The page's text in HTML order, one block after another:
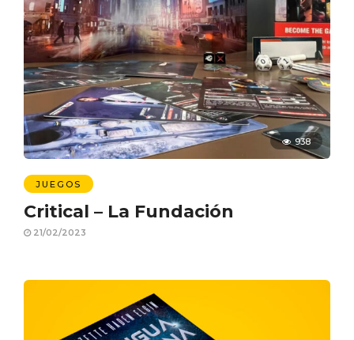
938
JUEGOS
Critical – La Fundación
21/02/2023